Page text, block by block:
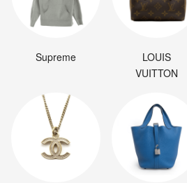
Supreme
LOUIS
VUITTON